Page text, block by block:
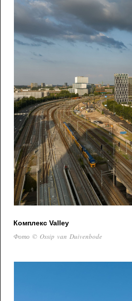
Комплекс Valley
Фото © Ossip van Duivenbode